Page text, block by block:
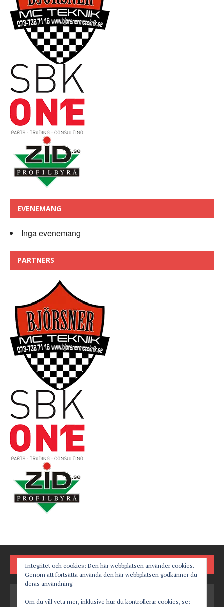
EVENEMANG
Inga evenemang
PARTNERS
FÖLJ OSS PÅ
Integritet och cookies: Den här webbplatsen använder cookies.
Genom att fortsätta använda den här webbplatsen godkänner du
deras användning.
Om du vill veta mer, inklusive hur du kontrollerar cookies, se: